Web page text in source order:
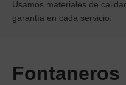
Usamos materiales de
garantía en cada servicio.
Fontaneros